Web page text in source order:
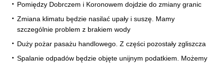
Pomiędzy Dobrczem i Koronowem dojdzie do zmiany granic
Zmiana klimatu będzie nasilać upały i suszę. Mamy
szczególnie problem z brakiem wody
Duży pożar pasażu handlowego. Z części pozostały zgliszcza
Spalanie odpadów będzie objęte unijnym podatkiem. Możemy